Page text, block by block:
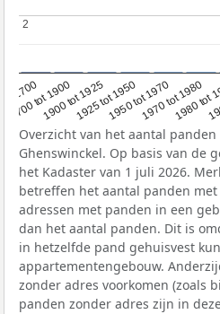
1700
1700 tot 1900
1900 tot 19251925 tot 19501950 tot 19701970 tot 1980
1980 tot
2
2
Overzicht van het aantal
Ghenswinckel. Op basis van de
het Kadaster van 1 juli 2026.
betreffen het aantal panden
adressen met panden in een
dan het aantal panden. Dit is
in hetzelfde pand gehuisvest
appartementengebouw.
zonder adres voorkomen (zoals
panden zonder adres zijn in